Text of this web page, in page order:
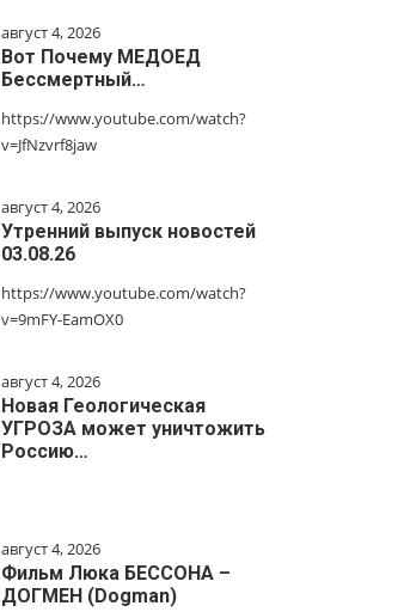
август 4, 2026
Вот Почему МЕДОЕД
Бессмертный…
https://www.youtube.com/watch?
v=JfNzvrf8jaw
август 4, 2026
Утренний выпуск новостей
03.08.26
https://www.youtube.com/watch?
v=9mFY-EamOX0
август 4, 2026
Новая Геологическая
УГРОЗА может уничтожить
Россию…
август 4, 2026
Фильм Люка БЕССОНА –
ДОГМЕН (Dogman)